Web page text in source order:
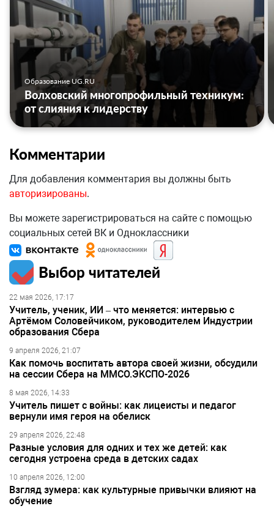
Образование UG.RU
Волховский многопрофильный техникум:
от слияния к лидерству
Комментарии
Для добавления комментария вы должны быть
авторизированы.
Вы можете зарегистрироваться на сайте с помощью
социальных сетей ВК и Одноклассники
Выбор читателей
22 мая 2026, 17:17
Учитель, ученик, ИИ – что меняется: интервью с
Артёмом Соловейчиком, руководителем Индустрии
образования Сбера
9 апреля 2026, 21:07
Как помочь воспитать автора своей жизни, обсудили
на сессии Сбера на ММСО.ЭКСПО-2026
8 мая 2026, 14:33
Учитель пишет с войны: как лицеисты и педагог
вернули имя героя на обелиск
29 апреля 2026, 22:48
Разные условия для одних и тех же детей: как
сегодня устроена среда в детских садах
10 апреля 2026, 12:00
Взгляд зумера: как культурные привычки влияют на
обучение